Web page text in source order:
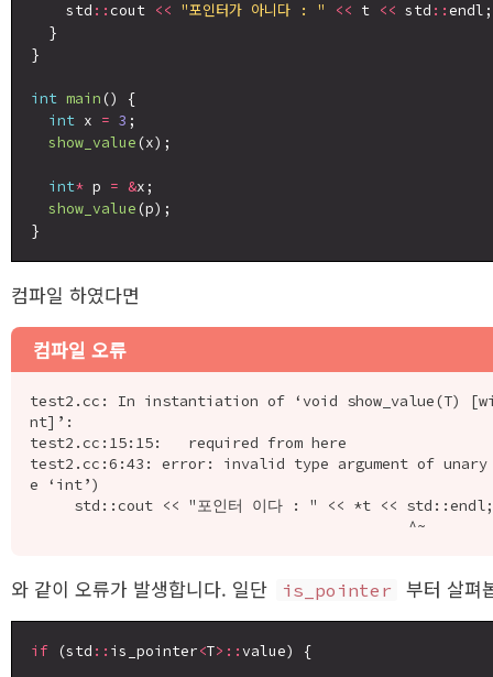
    std
::cout << "포인터가 아니다 : " << t << std ::endl;
  }
}
int main () {
int x = 3 ;
show_value (x);
int* p = &x;
show_value (p);
컴파일 하였다면
컴파일 오류
test2.cc: In instantiation of ‘void show_value(T)
nt]’:
test2.cc:15:15:   required from here
test2.cc:6:43: error: invalid type argument of unary
e ‘int’)
와 같이 오류가 발생합니다. 일단 is_pointer 부터 살펴
if (std :: is_pointer<T>::